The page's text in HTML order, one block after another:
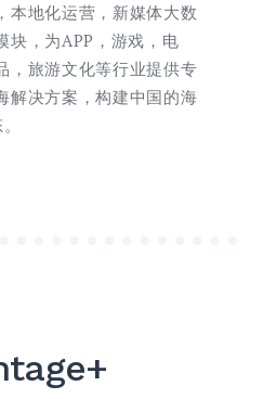
本地化运营，新媒体大数
块，为APP，游戏，电
，旅游文化等行业提供专
解决方案，构建中国的海